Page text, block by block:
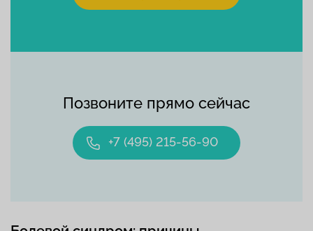
Позвоните прямо сейчас
+7 (495) 215-56-90